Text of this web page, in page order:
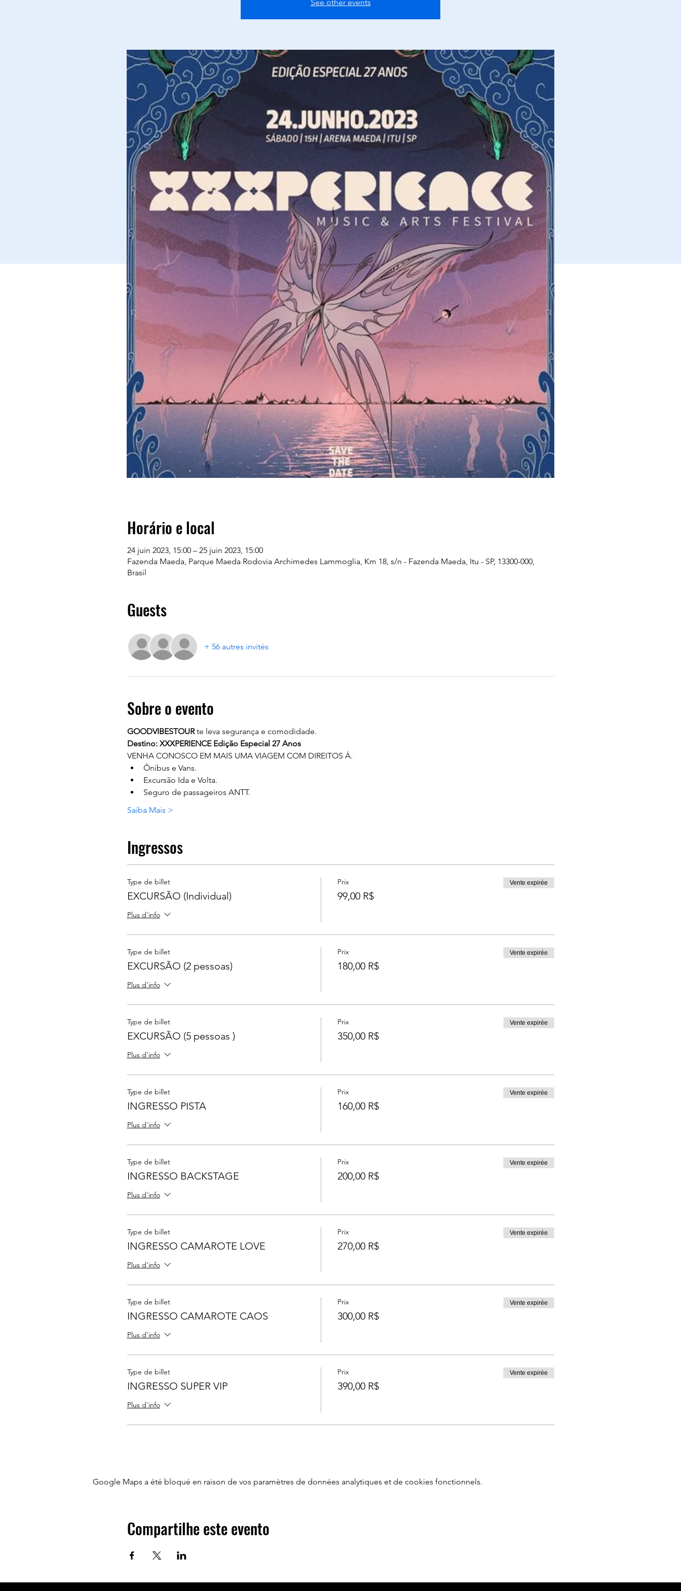
See other events
Horário e local
24 juin 2023, 15:00 – 25 juin 2023, 15:00
Fazenda Maeda, Parque Maeda Rodovia Archimedes Lammoglia, Km 18, s/n - Fazenda Maeda, Itu - SP, 13300-000,
Brasil
Guests
+ 56 autres invités
Sobre o evento
GOODVIBESTOUR te leva segurança e comodidade.
Destino: XXXPERIENCE Edição Especial 27 Anos
VENHA CONOSCO EM MAIS UMA VIAGEM COM DIREITOS Á.
Ônibus e Vans.
Excursão Ida e Volta.
Seguro de passageiros ANTT.
Saiba Mais >
Ingressos
Type de billet
EXCURSÃO (Individual)
Plus d'info
Prix
99,00 R$
Vente expirée
Type de billet
EXCURSÃO (2 pessoas)
Plus d'info
Prix
180,00 R$
Vente expirée
Type de billet
EXCURSÃO (5 pessoas )
Plus d'info
Prix
350,00 R$
Vente expirée
Type de billet
INGRESSO PISTA
Plus d'info
Prix
160,00 R$
Vente expirée
Type de billet
INGRESSO BACKSTAGE
Plus d'info
Prix
200,00 R$
Vente expirée
Type de billet
INGRESSO CAMAROTE LOVE
Plus d'info
Prix
270,00 R$
Vente expirée
Type de billet
INGRESSO CAMAROTE CAOS
Plus d'info
Prix
300,00 R$
Vente expirée
Type de billet
INGRESSO SUPER VIP
Plus d'info
Prix
390,00 R$
Vente expirée
Google Maps a été bloqué en raison de vos paramètres de données analytiques et de cookies fonctionnels.
Compartilhe este evento